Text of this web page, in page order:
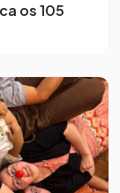
os 105